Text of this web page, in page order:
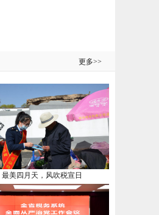
更多>>
最美四月天，风吹税宣日